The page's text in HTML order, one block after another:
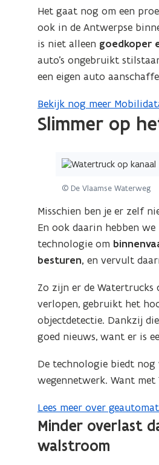
n
i
e
u
w
e
n
Het gaat nog om een
ook in de Antwerpse
is niet alleen goedkoper
auto’s ongebruikt
een eigen auto
Bekijk nog meer
(
o
n
n
i
e
u
w
v
e
s
t
r
)
Slimmer op
© De Vlaamse Waterweg
(Klik
de
afbeelding
voor
een
vergrote
Misschien ben je er zelf
En ook daarin hebben
technologie om
besturen, en vervult
Zo zijn er de
verlopen, gebruikt het
objectdetectie. Dankzij
goed nieuws, want er is
De technologie biedt
wegennetwerk. Want
Lees meer over
(
o
p
Minder overlast
walstroom